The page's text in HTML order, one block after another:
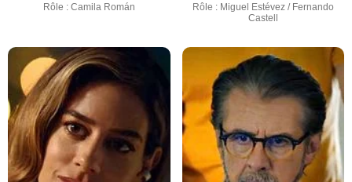
Rôle : Camila Román
Rôle : Miguel Estévez / Fernando
Castell